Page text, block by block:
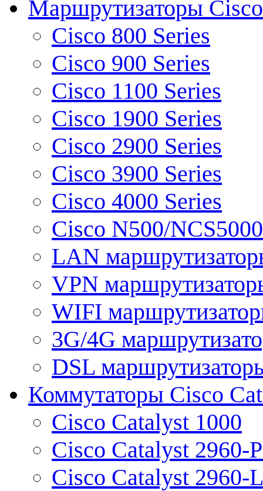
Маршрутизаторы Cisco
Cisco 800 Series
Cisco 900 Series
Cisco 1100 Series
Cisco 1900 Series
Cisco 2900 Series
Cisco 3900 Series
Cisco 4000 Series
Cisco N500/
LAN
VPN
WIFI
3G/4G
DSL
Коммутаторы Cisco
Cisco Catalyst 1000
Cisco Catalyst 2960-
Cisco Catalyst 2960-L